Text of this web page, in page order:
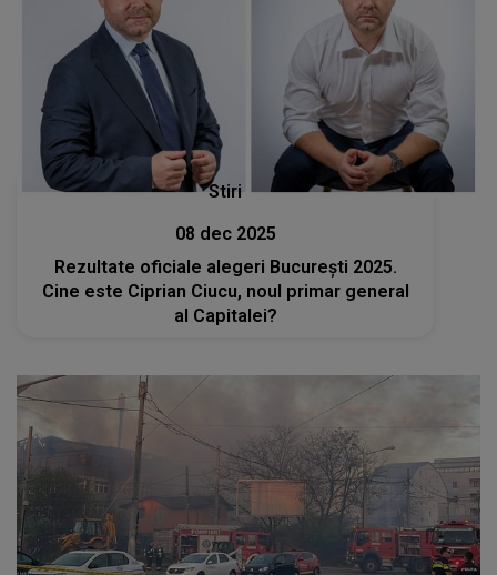
Stiri
08 dec 2025
Rezultate oficiale alegeri București 2025.
Cine este Ciprian Ciucu, noul primar general
al Capitalei?